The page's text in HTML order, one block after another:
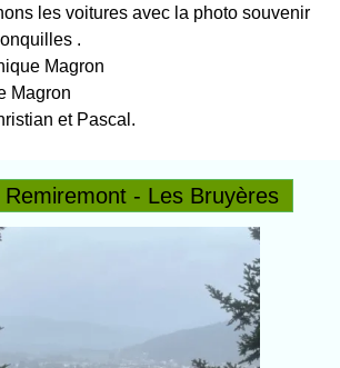
les voitures avec la photo souvenir
.
Magron
Magron
et Pascal.
Remiremont - Les Bruyères